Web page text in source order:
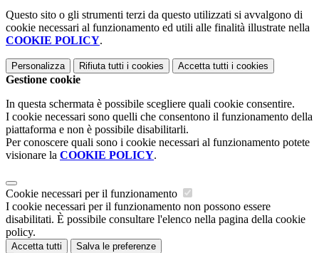
Questo sito o gli strumenti terzi da questo utilizzati si avvalgono di
cookie necessari al funzionamento ed utili alle finalità illustrate nella
COOKIE POLICY.
Personalizza Rifiuta tutti i cookies Accetta tutti i cookies
Gestione cookie
In questa schermata è possibile scegliere quali cookie consentire.
I cookie necessari sono quelli che consentono il funzionamento della
piattaforma e non è possibile disabilitarli.
Per conoscere quali sono i cookie necessari al funzionamento potete
visionare la COOKIE POLICY.
Cookie necessari per il funzionamento
I cookie necessari per il funzionamento non possono essere
disabilitati. È possibile consultare l'elenco nella pagina della cookie
policy.
Accetta tutti Salva le preferenze